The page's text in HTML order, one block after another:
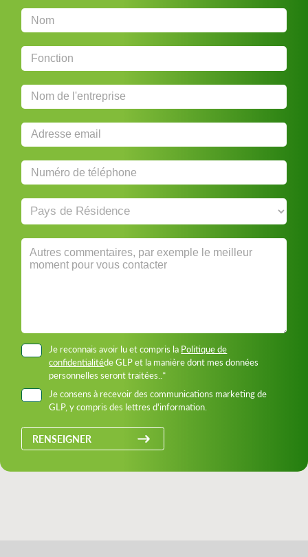
Je reconnais avoir lu et compris la Politique de
confidentialitéde GLP et la manière dont mes données
personnelles seront traitées..*
Je consens à recevoir des communications marketing de
GLP, y compris des lettres d'information.
RENSEIGNER